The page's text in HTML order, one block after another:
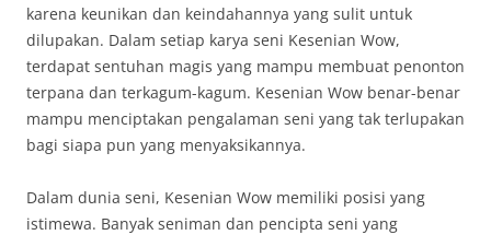
karena keunikan dan keindahannya yang sulit untuk
dilupakan. Dalam setiap karya seni Kesenian Wow,
terdapat sentuhan magis yang mampu membuat penonton
terpana dan terkagum-kagum. Kesenian Wow benar-benar
mampu menciptakan pengalaman seni yang tak terlupakan
bagi siapa pun yang menyaksikannya.
Dalam dunia seni, Kesenian Wow memiliki posisi yang
istimewa. Banyak seniman dan pencipta seni yang